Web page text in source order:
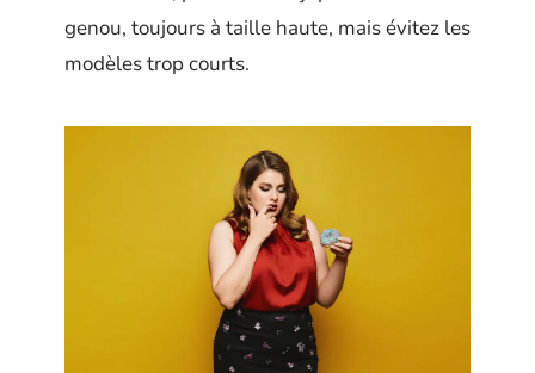
genou, toujours à taille haute, mais évitez les
modèles trop courts.